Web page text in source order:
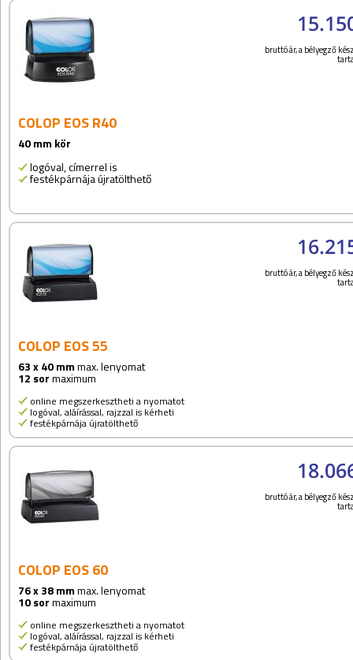
bruttó ár, a bélyegző
COLOP EOS R40
40 mm kör
logóval, címerrel is
festékpárnája újratölthető
bruttó ár, a bélyegző
COLOP EOS 55
63 x 40 mmmax. lenyomat
12 sormaximum
online megszerkesztheti a nyomatot
logóval, aláírással, rajzzal is kérheti
festékpárnája újratölthető
bruttó ár, a bélyegző
COLOP EOS 60
76 x 38 mmmax. lenyomat
10 sormaximum
online megszerkesztheti a nyomatot
logóval, aláírással, rajzzal is kérheti
festékpárnája újratölthető